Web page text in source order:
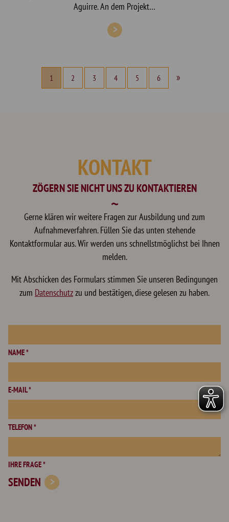
Aguirre. An dem Projekt…
1 2 3 4 5 6 »
KONTAKT
ZÖGERN SIE NICHT UNS ZU KONTAKTIEREN
Gerne klären wir weitere Fragen zur Ausbildung und zum
Aufnahmeverfahren. Füllen Sie das unten stehende
Kontaktformular aus. Wir werden uns schnellstmöglichst bei Ihnen
melden.
Mit Abschicken des Formulars stimmen Sie unseren Bedingungen
zum Datenschutzzu und bestätigen, diese gelesen zu haben.
NAME *
E-MAIL *
TELEFON *
IHRE FRAGE *
SENDEN